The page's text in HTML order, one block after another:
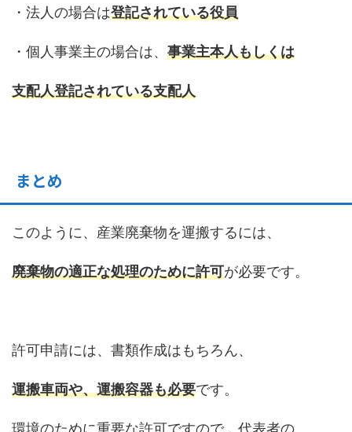
・法人の場合は登記されている役員
・個人事業主の場合は、 事業主本人もしくは
支配人登記されている支配人
まとめ
このように、産業廃棄物を運搬するには、
廃棄物の適正な処理のために許可が必要です。
許可申請には、書類作成はもちろん、
運搬車両や、運搬容器も必要です。
環境のために重要な許可ですので、代表者の